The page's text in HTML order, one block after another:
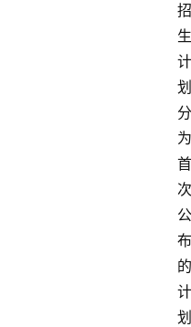
招
生
计
划
分
为
首
次
公
布
的
计
划